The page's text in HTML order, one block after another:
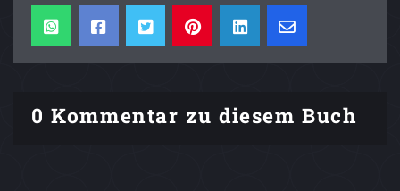
0 Kommentar zu diesem Buch